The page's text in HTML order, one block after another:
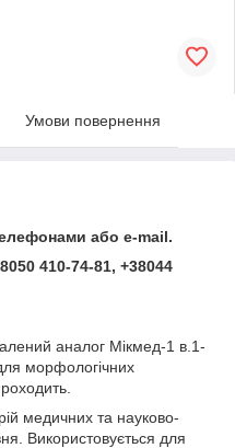
Умови повернення
або e-mail.
410-74-81, +38044
аналог Мікмед-1 в.1-
морфологічних
медичних та науково-
Використовується для